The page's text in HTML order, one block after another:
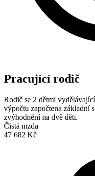
Pracující rodič
Rodič se 2 dětmi
výpočtu započtena základní
zvýhodnění na dvě děti.
Čistá mzda
47 682 Kč